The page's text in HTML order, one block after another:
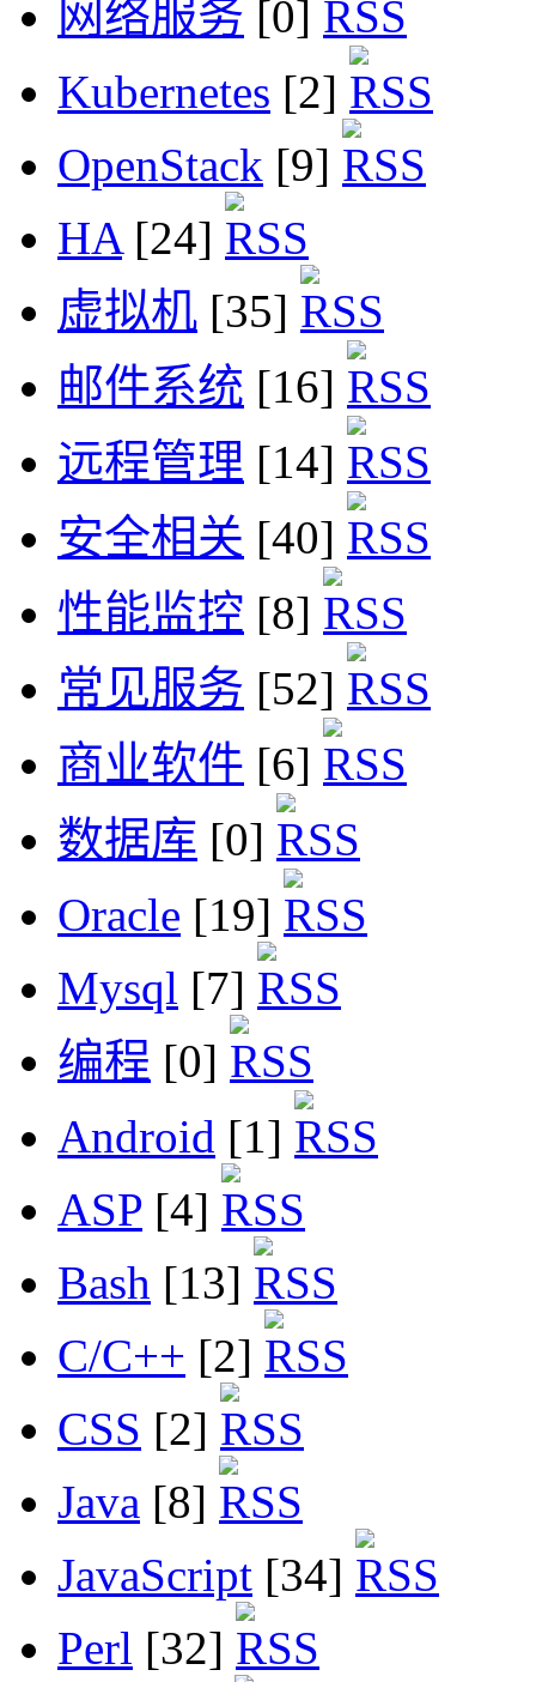
网络服务 [0]
Kubernetes [2]
OpenStack [9]
HA[24]
虚拟机 [35]
邮件系统 [16]
远程管理 [14]
安全相关 [40]
性能监控 [8]
常见服务 [52]
商业软件 [6]
数据库 [0]
Oracle [19]
Mysql [7]
编程 [0]
Android [1]
ASP [4]
Bash [13]
C/C++ [2]
CSS [2]
Java [8]
JavaScript [34]
Perl [32]